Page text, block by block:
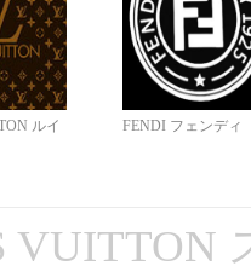
ルイ
FENDI フェンディ
VUITTON